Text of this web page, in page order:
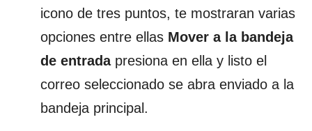
icono de tres puntos, te mostraran varias
opciones entre ellas Mover a la bandeja
de entrada presiona en ella y listo el
correo seleccionado se abra enviado a la
bandeja principal.